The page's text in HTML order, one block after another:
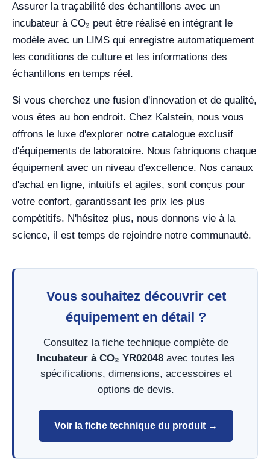
Assurer la traçabilité des échantillons avec un
incubateur à CO₂ peut être réalisé en intégrant le
modèle avec un LIMS qui enregistre automatiquement
les conditions de culture et les informations des
échantillons en temps réel.
Si vous cherchez une fusion d'innovation et de qualité,
vous êtes au bon endroit. Chez Kalstein, nous vous
offrons le luxe d'explorer notre catalogue exclusif
d'équipements de laboratoire. Nous fabriquons chaque
équipement avec un niveau d'excellence. Nos canaux
d'achat en ligne, intuitifs et agiles, sont conçus pour
votre confort, garantissant les prix les plus
compétitifs. N'hésitez plus, nous donnons vie à la
science, il est temps de rejoindre notre communauté.
Vous souhaitez découvrir cet
équipement en détail ?
Consultez la fiche technique complète de
Incubateur à CO₂ YR02048 avec toutes les
spécifications, dimensions, accessoires et
options de devis.
Voir la fiche technique du produit →